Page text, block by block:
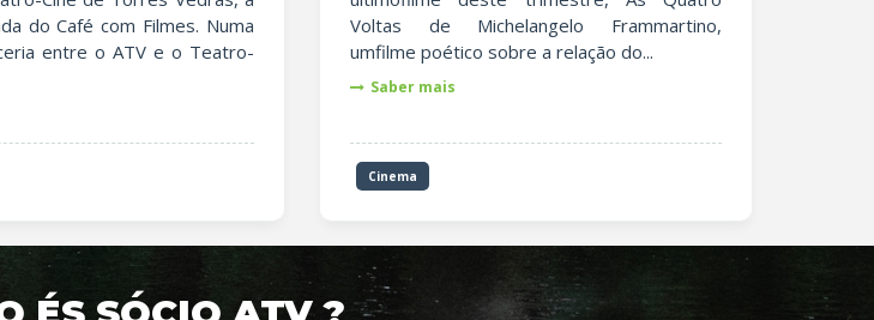
do Café com Filmes. Numa
entre o ATV e o Teatro-
Voltas de Michelangelo Frammartino,
umfilme poético sobre a relação do...
Saber mais
Cinema